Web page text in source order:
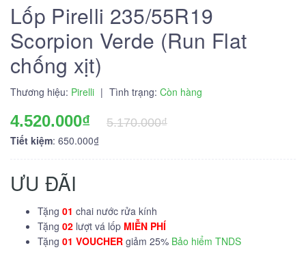
Lốp Pirelli 235/55R19
Scorpion Verde (Run Flat
chống xịt)
Thương hiệu: Pirelli | Tình trạng: Còn hàng
4.520.000₫
5.170.000₫
Tiết kiệm: 650.000₫
ƯU ĐÃI
Tặng 01 chai nước rửa kính
Tặng 02 lượt vá lốp MIỄN PHÍ
Tặng 01 VOUCHER giảm 25% Bảo hiểm TNDS